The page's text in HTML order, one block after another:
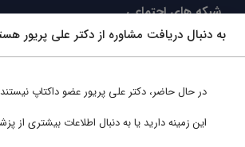
شبکه های اجتماعی
ما را در شبکه های اجتماعی دنبال کنید
به دنبال دریافت مشاوره از دکتر علی پریور
در حال حاضر، دکتر علی پریور عضو داکتاپ
این زمینه دارید یا به دنبال اطلاعات بیشتری از